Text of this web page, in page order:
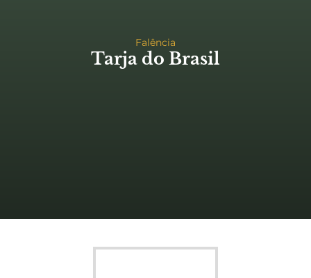
Falência
Tarja do Brasil